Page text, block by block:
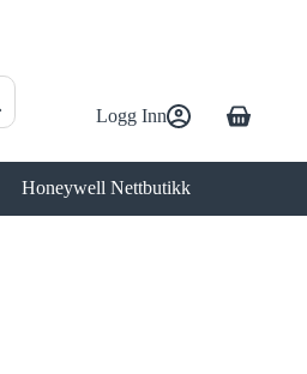
Logg Inn Handlekurv
Honeywell Nettbutikk